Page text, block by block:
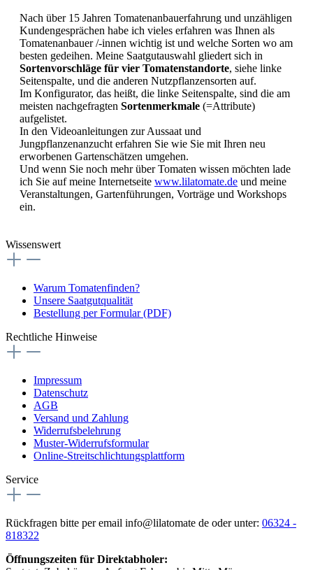
Nach über 15 Jahren Tomatenanbauerfahrung und unzähligen
Kundengesprächen habe ich vieles erfahren was Ihnen als
Tomatenanbauer /-innen wichtig ist und welche Sorten wo am
besten gedeihen. Meine Saatgutauswahl gliedert sich in
Sortenvorschläge für vier Tomatenstandorte, siehe linke
Seitenspalte, und die anderen Nutzpflanzensorten auf.
Im Konfigurator, das heißt, die linke Seitenspalte, sind die am
meisten nachgefragten Sortenmerkmale (=Attribute)
aufgelistet.
In den Videoanleitungen zur Aussaat und
Jungpflanzenanzucht erfahren Sie wie Sie mit Ihren neu
erworbenen Gartenschätzen umgehen.
Und wenn Sie noch mehr über Tomaten wissen möchten lade
ich Sie auf meine Internetseite www.lilatomate.de und meine
Veranstaltungen, Gartenführungen, Vorträge und Workshops
ein.
Wissenswert
Warum Tomatenfinden?
Unsere Saatgutqualität
Bestellung per Formular (PDF)
Rechtliche Hinweise
Impressum
Datenschutz
AGB
Versand und Zahlung
Widerrufsbelehrung
Muster-Widerrufsformular
Online-Streitschlichtungsplattform
Service
Rückfragen bitte per email info@lilatomate de oder unter: 06324 -
818322
Öffnungszeiten für Direktabholer: